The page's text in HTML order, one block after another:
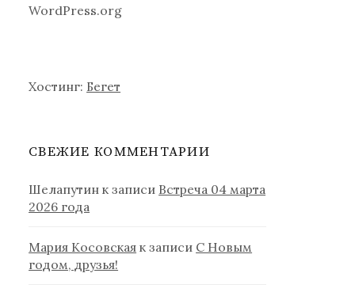
WordPress.org
Хостинг: Бегет
СВЕЖИЕ КОММЕНТАРИИ
Шелапутин к записи Встреча 04 марта
2026 года
Мария Косовская к записи С Новым
годом, друзья!